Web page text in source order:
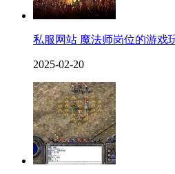
私服网站 魔法师岗位的游戏
2025-02-20